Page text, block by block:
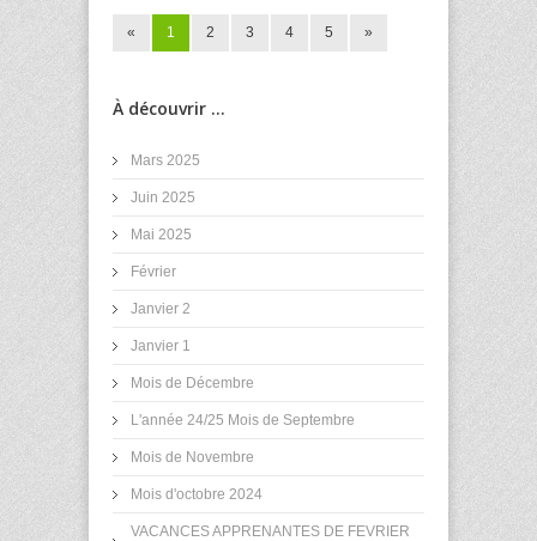
« 1 2 3 4 5 »
À découvrir ...
Mars 2025
Juin 2025
Mai 2025
Février
Janvier 2
Janvier 1
Mois de Décembre
L'année 24/25 Mois de Septembre
Mois de Novembre
Mois d'octobre 2024
VACANCES APPRENANTES DE FEVRIER